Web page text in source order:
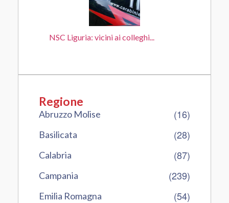
NSC Liguria: vicini ai colleghi...
Regione
Abruzzo Molise (16)
Basilicata (28)
Calabria (87)
Campania (239)
Emilia Romagna (54)